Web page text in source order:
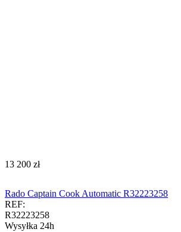
‍13 200‍ zł
Rado Captain Cook Automatic R32223258
REF:
R32223258
Wysyłka 24h